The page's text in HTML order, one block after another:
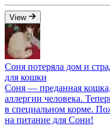
View
Соня потеряла дом и
для кошки
Соня — преданная кошка,
аллергии человека.
в специальном корме.
на питание для Сони!